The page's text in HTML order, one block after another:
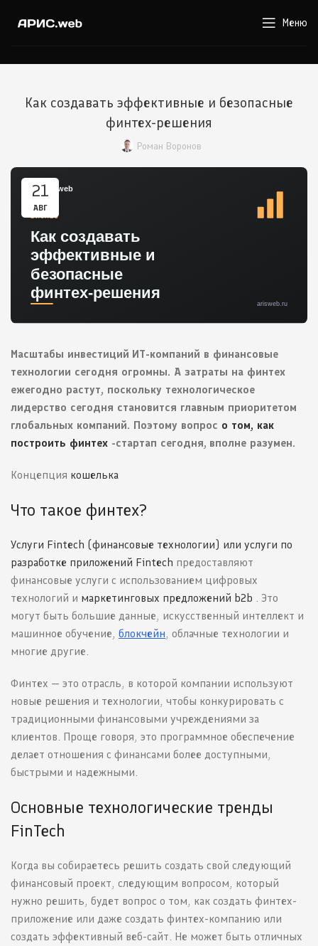
Меню
Как создавать эффективные и безопасные
финтех-решения
Роман Воронов
21
АВГ
Масштабы инвестиций ИТ-компаний в финансовые
технологии сегодня огромны. А затраты на финтех
ежегодно растут, поскольку технологическое
лидерство сегодня становится главным приоритетом
глобальных компаний. Поэтому вопрос о том, как
построить финтех -стартап сегодня, вполне разумен.
Концепция кошелька
Что такое финтех?
Услуги Fintech (финансовые технологии) или услуги по
разработке приложений Fintech предоставляют
финансовые услуги с использованием цифровых
технологий и маркетинговых предложений b2b . Это
могут быть большие данные, искусственный интеллект и
машинное обучение, блокчейн , облачные технологии и
многие другие.
Финтех — это отрасль, в которой компании используют
новые решения и технологии, чтобы конкурировать с
традиционными финансовыми учреждениями за
клиентов. Проще говоря, это программное обеспечение
делает отношения с финансами более доступными,
быстрыми и надежными.
Основные технологические тренды
FinTech
Когда вы собираетесь решить создать свой следующий
финансовый проект, следующим вопросом, который
нужно решить, будет вопрос о том, как создать финтех-
приложение или даже создать финтех-компанию или
создать эффективный веб-сайт. Не может быть отличных